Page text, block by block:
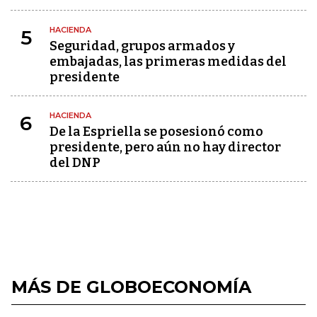
5 HACIENDA
Seguridad, grupos armados y
embajadas, las primeras medidas del
presidente
6 HACIENDA
De la Espriella se posesionó como
presidente, pero aún no hay director
del DNP
MÁS DE GLOBOECONOMÍA